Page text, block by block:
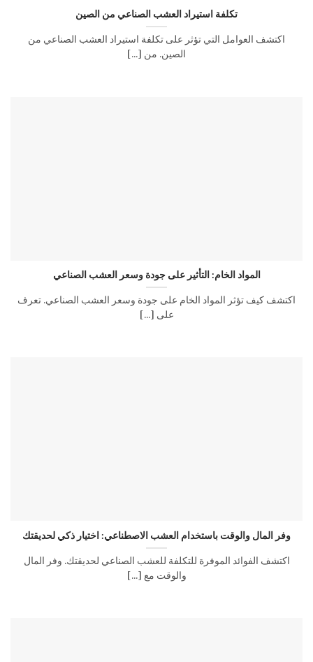
تكلفة استيراد العشب الصناعي من الصين
اكتشف العوامل التي تؤثر على تكلفة استيراد العشب الصناعي من
الصين. من [...]
المواد الخام: التأثير على جودة وسعر العشب الصناعي
اكتشف كيف تؤثر المواد الخام على جودة وسعر العشب الصناعي. تعرف
على [...]
وفر المال والوقت باستخدام العشب الاصطناعي: اختيار ذكي لحديقتك
اكتشف الفوائد الموفرة للتكلفة للعشب الصناعي لحديقتك. وفر المال
والوقت مع [...]